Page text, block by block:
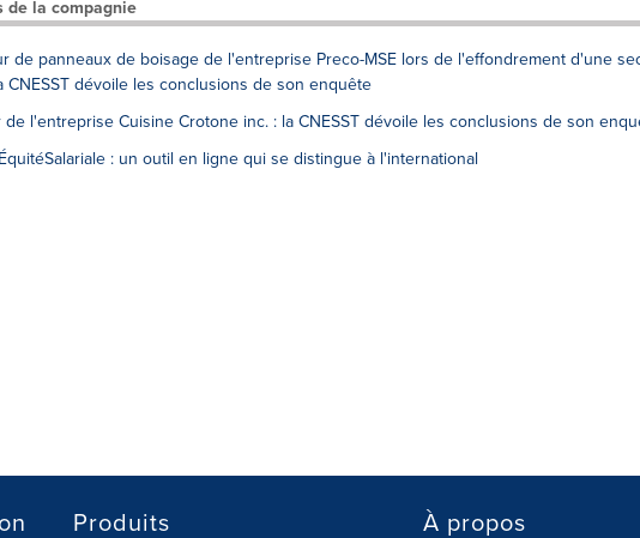
de la compagnie
de panneaux de boisage de l'entreprise Preco-MSE lors de l'effondrement d'une
dévoile les conclusions de son enquête
l'entreprise Cuisine Crotone inc. : la CNESST dévoile les conclusions de son
: un outil en ligne qui se distingue à l'international
Produits À propos